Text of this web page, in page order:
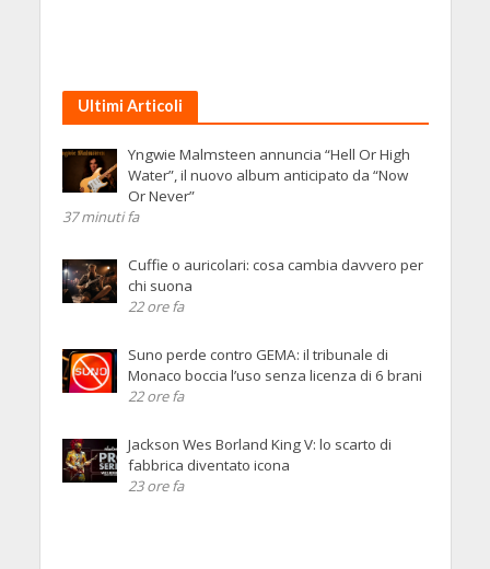
Ultimi Articoli
Yngwie Malmsteen annuncia “Hell Or High
Water”, il nuovo album anticipato da “Now
Or Never”
37 minuti fa
Cuffie o auricolari: cosa cambia davvero per
chi suona
22 ore fa
Suno perde contro GEMA: il tribunale di
Monaco boccia l’uso senza licenza di 6 brani
22 ore fa
Jackson Wes Borland King V: lo scarto di
fabbrica diventato icona
23 ore fa